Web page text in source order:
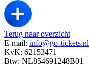
Terug naar overzicht
E-mail: info@go-tickets.nl
KvK: 62153471
Btw: NL854691248B01